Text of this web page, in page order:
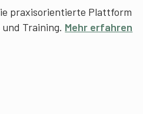
praxisorientierte Plattform
Training. Mehr erfahren